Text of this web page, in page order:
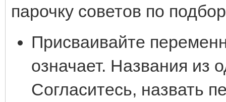
парочку советов по
Присваивайте
означает. Названия из
Согласитесь, назвать